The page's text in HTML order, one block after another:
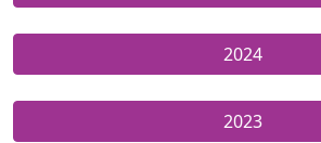
2024
2023